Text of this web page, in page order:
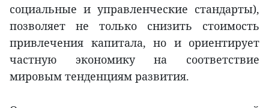
социальные и управленческие стандарты),
позволяет не только снизить стоимость
привлечения капитала, но и ориентирует
частную экономику на соответствие
мировым тенденциям развития.